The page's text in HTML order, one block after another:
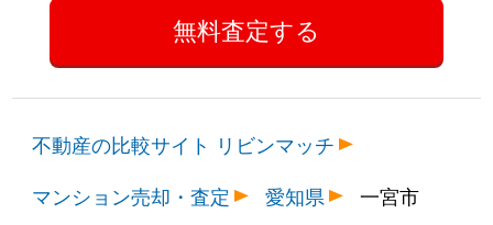
不動産の比較サイト リビンマッチ
マンション売却・査定
愛知県 一宮市